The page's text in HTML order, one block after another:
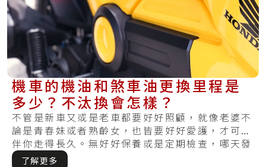
機車的機油和煞車油更換里程是
多少？不汰換會怎樣？
不管是新車又或是老車都要好好照顧，就像老婆不
論是青春妹或者熟齡女，也皆要好好愛護，才可陪
伴你走得長久。無好好保養或是定期檢查，哪天發
覺損.....
了解更多